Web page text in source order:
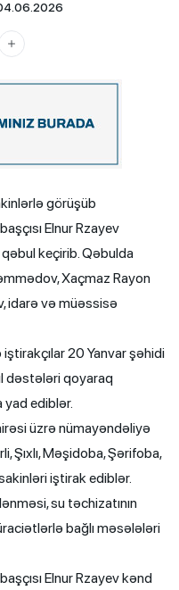
görüşüb
Elnur Rzayev
keçirib. Qəbulda
Xaçmaz Rayon
idarə və müəssisə
20 Yanvar şəhidi
dəstələri qoyaraq
ediblər.
üzrə nümayəndəliyə
Şıxlı, Məşidoba, Şərifoba,
iştirak ediblər.
su təchizatının
bağlı məsələləri
Elnur Rzayev kənd